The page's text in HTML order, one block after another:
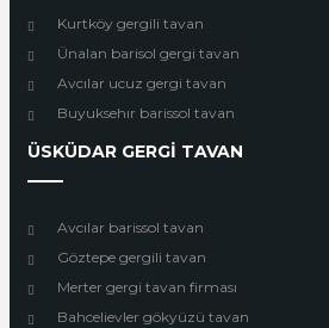
Kurtköy gergili tavan
Ünalan barisol gergi tavan
Avcılar ucuz gergi tavan
Buyuksehır barissol tavan
ÜSKÜDAR GERGİ TAVAN
Avcılar barissol tavan
Göztepe gergili tavan
Merter gergi tavan firması
Bahcelievler gökyüzü tavan